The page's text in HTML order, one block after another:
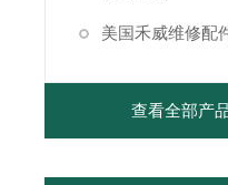
美国禾威维修配
查看全部产